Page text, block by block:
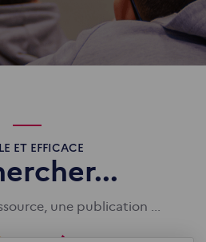
ET EFFICACE
une publication ...